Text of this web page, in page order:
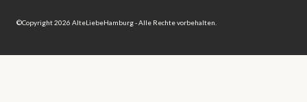
©Copyright 2026 AlteLiebeHamburg - Alle Rechte vorbehalten.